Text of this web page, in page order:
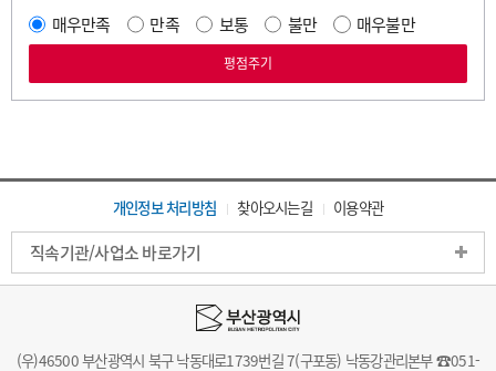
매우만족 만족 보통 불만 매우불만
개인정보 처리방침 찾아오시는길 이용약관
직속기관/사업소 바로가기
(우)46500 부산광역시 북구 낙동대로1739번길 7(구포동) 낙동강관리본부 ☎051-